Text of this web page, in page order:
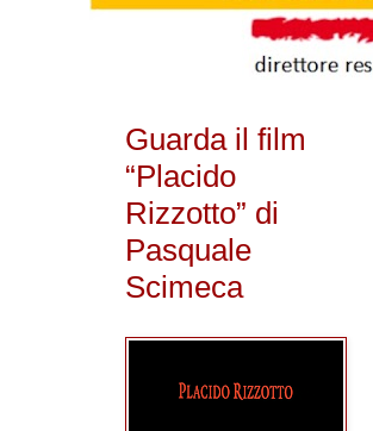
Guarda il film
“Placido
Rizzotto” di
Pasquale
Scimeca